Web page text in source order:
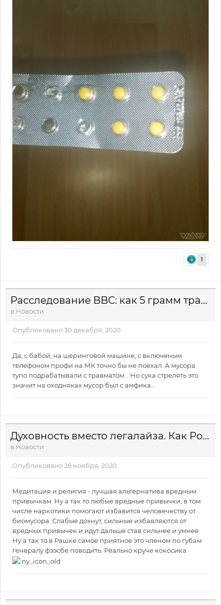
1
Расследование BBC: как 5 грамм травки превратились в полкило амфетамина и 11 лет тюрьмы
в Новости
Опубликовано30 декабря, 2020
Да, с бабой, на шеринговой машине, с включеным
телефоном профи на МК точно бы не поехал. А мусора
тупо подрабатывали с травматом... Но сука стрелять это
значит на оходняках мусор был с амфика...
Духовность вместо легалайза. Как Россия борется с наркотиками
в Новости
Опубликовано28 ноября, 2020
Медитация и религия - лучшая альтернатива вредным
привычкам. Ну а так то любые вредные привычки, в том
числе наркотики помогают избавится человечеству от
биомусора. Слабые дохнут, сильные избавляются от
вредных привычек и идут дальше став сильнее и умнее.
Ну а так то в Рашке самое приятное это членом по губам
генералу фээсбе поводить. Реально круче кокосика